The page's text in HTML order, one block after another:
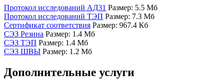
Протокол исследований АД31 Размер: 5.5 Мб
Протокол исследований ТЭП Размер: 7.3 Мб
Сертификат соответствия Размер: 967.4 Кб
СЭЗ Резина Размер: 1.4 Мб
СЭЗ ТЭП Размер: 1.4 Мб
СЭЗ ШВЫ Размер: 1.2 Мб
Дополнительные услуги